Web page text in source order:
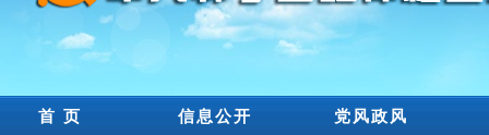
首 页 信息公开 党风政风